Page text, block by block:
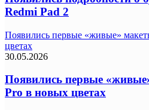
Redmi Pad 2
Появились первые «живые»
цветах
30.05.2026
Появились первые
Pro в новых цветах